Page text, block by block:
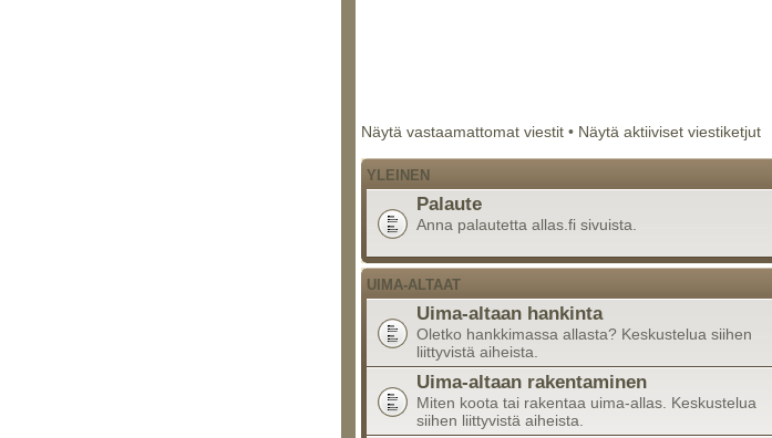
Näytä vastaamattomat viestit • Näytä aktiiviset viestiketjut
YLEINEN
Palaute
Anna palautetta allas.fi sivuista.
UIMA-ALTAAT
Uima-altaan hankinta
Oletko hankkimassa allasta? Keskustelua siihen
liittyvistä aiheista.
Uima-altaan rakentaminen
Miten koota tai rakentaa uima-allas. Keskustelua
siihen liittyvistä aiheista.